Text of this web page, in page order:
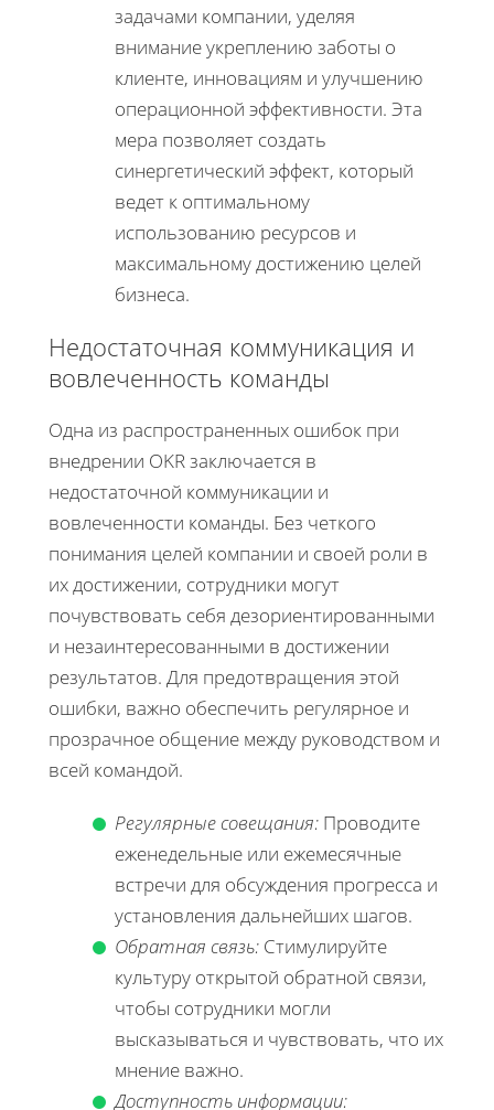
задачами компании, уделяя
внимание укреплению заботы о
клиенте, инновациям и улучшению
операционной эффективности. Эта
мера позволяет создать
синергетический эффект, который
ведет к оптимальному
использованию ресурсов и
максимальному достижению целей
бизнеса.
Недостаточная коммуникация и
вовлеченность команды
Одна из распространенных ошибок при
внедрении OKR заключается в
недостаточной коммуникации и
вовлеченности команды. Без четкого
понимания целей компании и своей роли в
их достижении, сотрудники могут
почувствовать себя дезориентированными
и незаинтересованными в достижении
результатов. Для предотвращения этой
ошибки, важно обеспечить регулярное и
прозрачное общение между руководством и
всей командой.
Регулярные совещания: Проводите
еженедельные или ежемесячные
встречи для обсуждения прогресса и
установления дальнейших шагов.
Обратная связь: Стимулируйте
культуру открытой обратной связи,
чтобы сотрудники могли
высказываться и чувствовать, что их
мнение важно.
Доступность информации: